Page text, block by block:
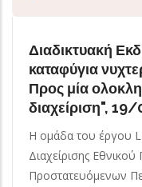
Διαδικτυακή
καταφύγια
Προς μία
διαχείριση",
Η ομάδα του έργου
Διαχείρισης
Προστατευόμενων